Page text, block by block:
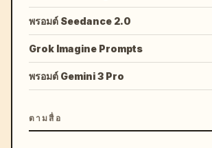
พรอมต์ Seedance 2.0
Grok Imagine Prompts
พรอมต์ Gemini 3 Pro
ตามสื่อ